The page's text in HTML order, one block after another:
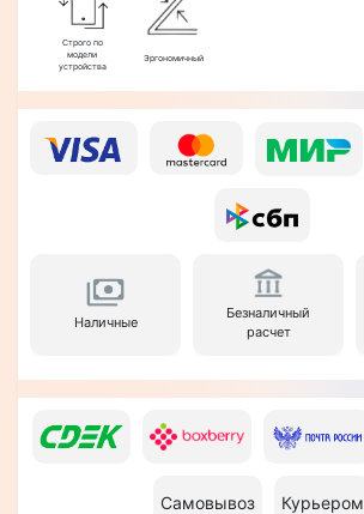
Строго по
модели
устройства
Эргономичный
Наличные
Безналичный
расчет
Самовывоз Курьером